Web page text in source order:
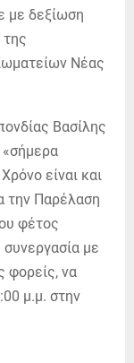
με δεξίωση
της
Νέας
Βασίλης
είναι και
την Παρέλαση
φέτος
με
φορείς, να
μ.μ. στην